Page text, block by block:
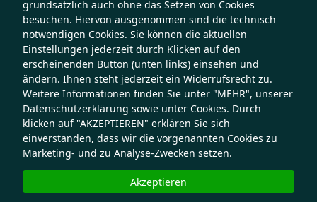
grundsätzlich auch ohne das Setzen von Cookies
besuchen. Hiervon ausgenommen sind die technisch
notwendigen Cookies. Sie können die aktuellen
Einstellungen jederzeit durch Klicken auf den
erscheinenden Button (unten links) einsehen und
ändern. Ihnen steht jederzeit ein Widerrufsrecht zu.
Weitere Informationen finden Sie unter "MEHR", unserer
Datenschutzerklärung sowie unter Cookies. Durch
klicken auf "AKZEPTIEREN" erklären Sie sich
einverstanden, dass wir die vorgenannten Cookies zu
Marketing- und zu Analyse-Zwecken setzen.
Akzeptieren